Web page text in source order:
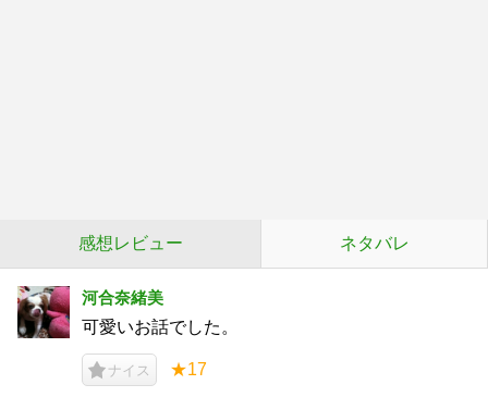
感想レビュー ネタバレ
河合奈緒美
可愛いお話でした。
ナイス ★17